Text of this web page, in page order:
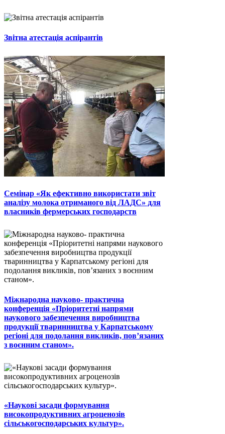
Звітна атестація аспірантів
Семінар «Як ефективно використати звіт
аналізу молока отриманого від ЛАДС» для
власників фермерських господарств
Міжнародна науково- практична
конференція «Пріоритетні напрями
наукового забезпечення виробництва
продукції тваринництва у Карпатському
регіоні для подолання викликів, пов’язаних
з воєнним станом».
«Наукові засади формування
високопродуктивних агроценозів
сільськогосподарських культур».